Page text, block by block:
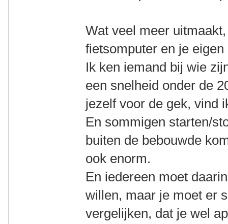
Wat veel meer
fietsomputer en je eigen
Ik ken iemand bij wie
een snelheid onder de
jezelf voor de gek, vind
En sommigen starten/
buiten de bebouwde
ook enorm.
En iedereen moet
willen, maar je moet er
vergelijken, dat je wel